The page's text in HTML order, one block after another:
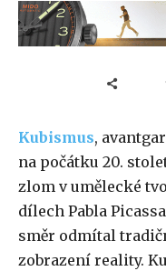
Kubismus,
na počátku 20.
zlom v umělecké
dílech Pabla
směr odmítal
zobrazení reality.